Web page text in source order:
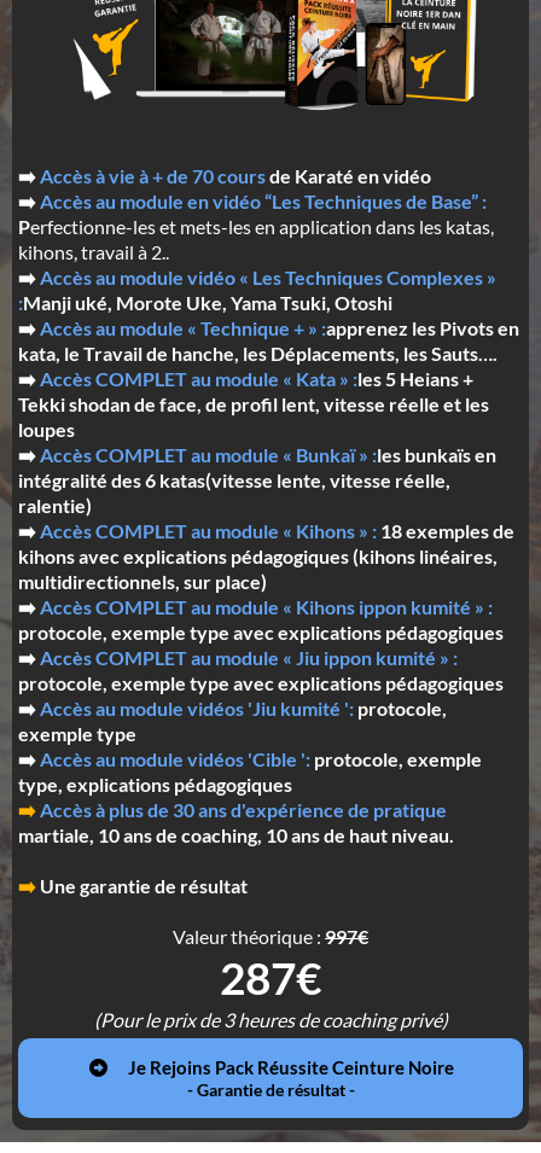
➡️Accès à vie à + de 70 coursde Karaté en vidéo
➡️Accès au module en vidéo “Les Techniques de Base” :
Perfectionne-les et mets-les en application dans les katas,
kihons, travail à 2..
➡️Accès au module vidéo « Les Techniques Complexes »
:Manji uké, Morote Uke, Yama Tsuki, Otoshi
➡️Accès au module « Technique + » :apprenez les Pivots en
kata, le Travail de hanche, les Déplacements, les Sauts….
➡️Accès COMPLET au module « Kata » :les 5 Heians +
Tekki shodan de face, de profil lent, vitesse réelle et les
loupes
➡️Accès COMPLET au module « Bunkaï » :les bunkaïs en
intégralité des 6 katas(vitesse lente, vitesse réelle,
ralentie)
➡️Accès COMPLET au module « Kihons » : 18 exemples de
kihons avec explications pédagogiques (kihons linéaires,
multidirectionnels, sur place)
➡️Accès COMPLET au module « Kihons ippon kumité » :
protocole, exemple type avec explications pédagogiques
➡️Accès COMPLET au module « Jiu ippon kumité » :
protocole, exemple type avec explications pédagogiques
➡️Accès au module vidéos 'Jiu kumité ': protocole,
exemple type
➡️Accès au module vidéos 'Cible ': protocole, exemple
type, explications pédagogiques
➡️Accès à plus de 30 ans d'expérience de pratique
martiale, 10 ans de coaching, 10 ans de haut niveau.
➡️ Une garantie de résultat
Valeur théorique : 997€
287€
(Pour le prix de 3 heures de coaching privé)
Je Rejoins Pack Réussite Ceinture Noire
- Garantie de résultat -